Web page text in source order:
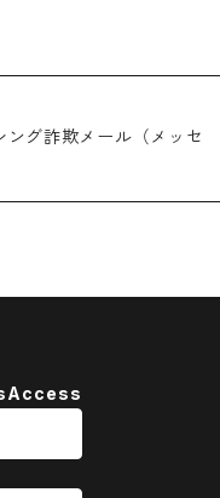
ング詐欺メール（メッセ
Access